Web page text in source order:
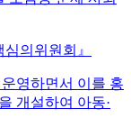
의위원회』
영하면서 이를 홍
개설하여 아동·